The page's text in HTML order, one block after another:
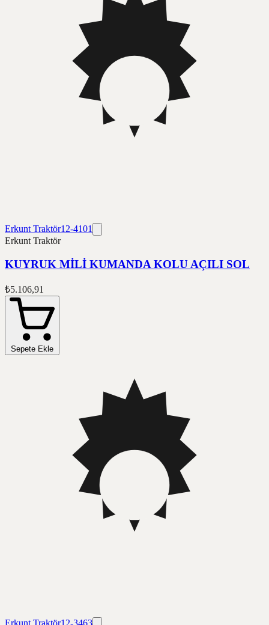
Erkunt Traktör12-4101
Erkunt Traktör
KUYRUK MİLİ KUMANDA KOLU AÇILI SOL
₺5.106,91
Sepete Ekle
Erkunt Traktör12-3463